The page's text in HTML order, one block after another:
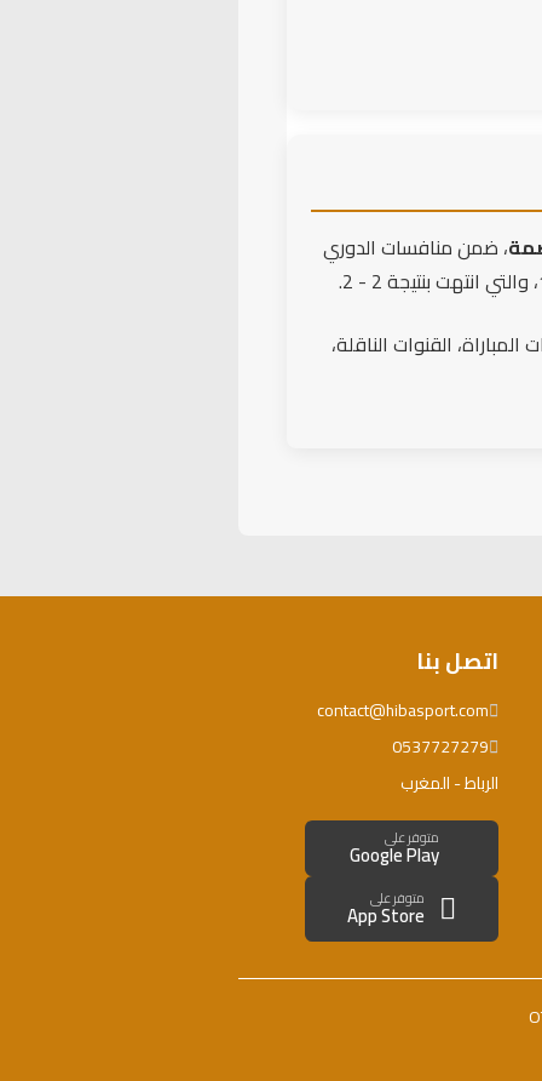
، ضمن منافسات الدوري
القنوات الناقلة،
اتصل بنا
contact@hibasport.com
0537727279
الرباط - المغرب
متوفر على
Google Play
متوفر على
App Store